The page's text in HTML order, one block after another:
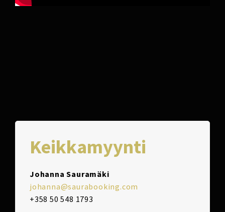
Keikkamyynti
Johanna Sauramäki
johanna@saurabooking.com
+358 50 548 1793